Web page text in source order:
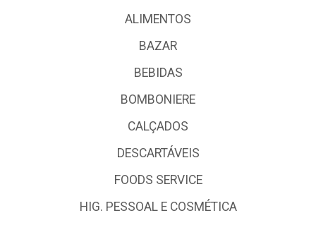
ALIMENTOS
BAZAR
BEBIDAS
BOMBONIERE
CALÇADOS
DESCARTÁVEIS
FOODS SERVICE
HIG. PESSOAL E COSMÉTICA